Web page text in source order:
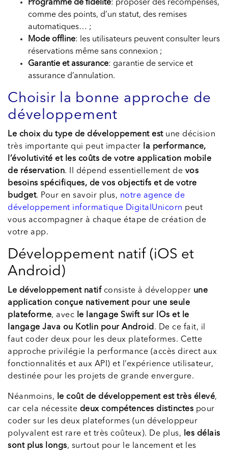
Programme de fidélité: proposer des récompenses,
comme des points, d’un statut, des remises
automatiques… ;
Mode offline: les utilisateurs peuvent consulter leurs
réservations même sans connexion ;
Garantie et assurance: garantie de service et
assurance d’annulation.
Choisir la bonne approche de
développement
Le choix du type de développement estune décision
très importante qui peut impacter
la performance,
l’évolutivité et les coûts de votre application mobile
de réservation. Il dépend essentiellement de vos
besoins spécifiques, de vos objectifs et de votre
budget. Pour en savoir plus, notre agence de
développement informatique DigitalUnicorn peut
vous accompagner à chaque étape de création de
votre app.
Développement natif (iOS et
Android)
Le développement natifconsiste à développer une
application conçue nativement pour une seule
plateforme, avec
le langage Swift sur IOs et le
langage Java ou Kotlin pour Android . De ce fait, il
faut coder deux pour les deux plateformes. Cette
approche privilégie la performance (accès direct aux
fonctionnalités et aux API) et l’expérience utilisateur,
destinée pour les projets de grande envergure.
Néanmoins, le coût de développement est très élevé,
car cela nécessite deux compétences distinctes pour
coder sur les deux plateformes (un développeur
polyvalent est rare et très coûteux). De plus,
les délais
sont plus longs, surtout pour le lancement et les